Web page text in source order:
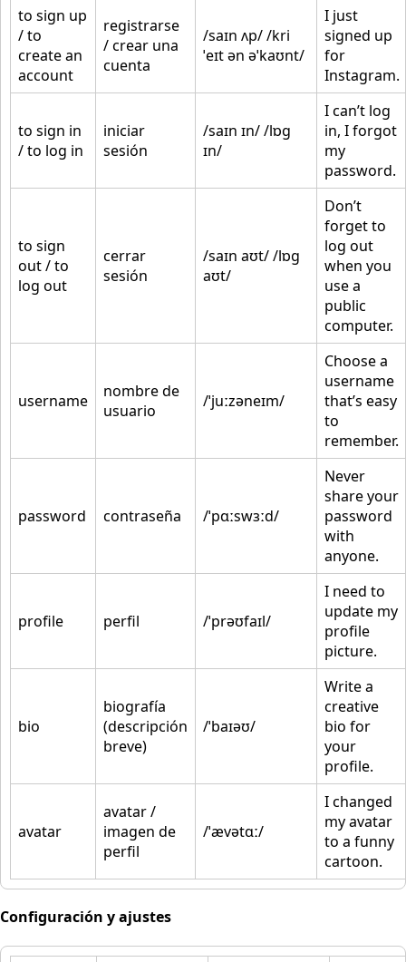
to sign up
/ to
create an
account
registrarse
/ crear una
cuenta
/saɪn ʌp/ /kri
ˈeɪt ən əˈkaʊnt/
I just
signed up
for
Instagram.
to sign in
/ to log in
iniciar
sesión
/saɪn ɪn/ /lɒɡ
ɪn/
I can’t log
in, I forgot
my
password.
to sign
out / to
log out
cerrar
sesión
/saɪn aʊt/ /lɒɡ
aʊt/
Don’t
forget to
log out
when you
use a
public
computer.
username
nombre de
usuario
/ˈjuːzəneɪm/
Choose a
username
that’s easy
to
remember.
password contraseña /ˈpɑːswɜːd/
Never
share your
password
with
anyone.
profile perfil /ˈprəʊfaɪl/
I need to
update my
profile
picture.
bio
biografía
(descripción
breve)
/ˈbaɪəʊ/
Write a
creative
bio for
your
profile.
avatar
avatar /
imagen de
perfil
/ˈævətɑː/
I changed
my avatar
to a funny
cartoon.
Configuración y ajustes